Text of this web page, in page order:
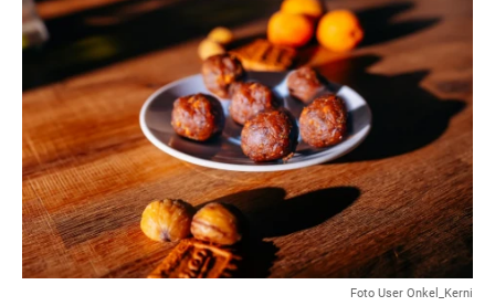
Foto User Onkel_Kerni